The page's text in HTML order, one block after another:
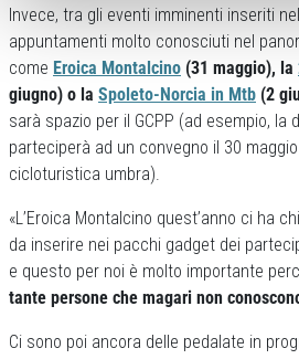
Invece, tra gli eventi imminenti inseriti
appuntamenti molto conosciuti nel
come Eroica Montalcino (31 maggio), la
giugno) o la Spoleto-Norcia in Mtb (2
sarà spazio per il GCPP (ad esempio, la
parteciperà ad un convegno il 30
cicloturistica umbra).
«L’Eroica Montalcino quest’anno ci ha
da inserire nei pacchi gadget dei
e questo per noi è molto importante
tante persone che magari non
Ci sono poi ancora delle pedalate in